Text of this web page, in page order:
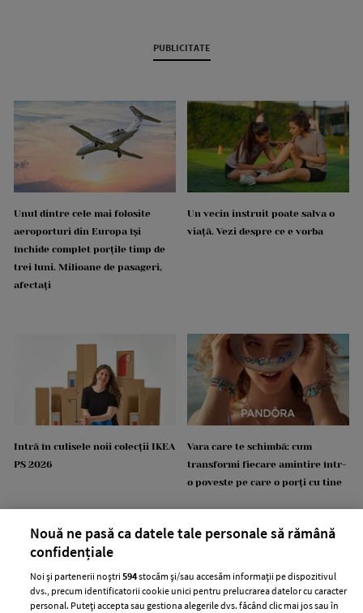
PUBLICITATE
Unul dintre cele mai folosite
aeroporturi din Europa își
închide complet porțile timp de
trei luni. Milioane de pasageri,
afectați
Un vecin instruit poate salva o
viață. Vezi despre ce e vorba
Intră în culisele noii colecții IKEA
PS 2026
Vara care te schimbă: cum
transformi fiecare amintire într-
o poveste pe care o porți cu tine
Nouă ne pasă ca datele tale personale să rămână
confidențiale
Noi și partenerii noștri594stocăm și/sau accesăm informații pe dispozitivul
dvs., precum identificatorii cookie unici pentru prelucrarea datelor cu caracter
personal. Puteți accepta sau gestiona alegerile dvs. făcând clic mai jos sau în